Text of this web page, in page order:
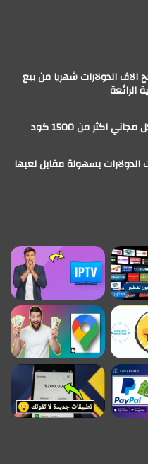
الاف الدولارات شهريا من بيع
مئات الدولارات بسهولة مقابل لعبها